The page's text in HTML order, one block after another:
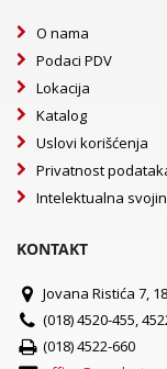
O nama
Podaci PDV
Lokacija
Katalog
Uslovi korišćenja
Privatnost
Intelektualna
KONTAKT
Jovana Ristića 7,
(018) 4520-455,
(018) 4522-660